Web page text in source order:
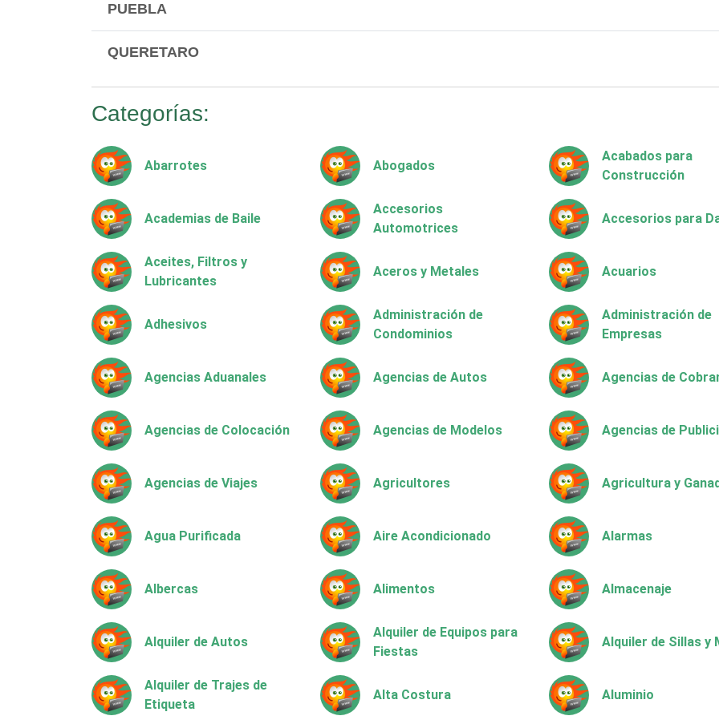
PUEBLA
QUERETARO
Categorías:
Abarrotes Abogados
Acabados para
Construcción
Academias de Baile
Accesorios
Automotrices
Accesorios para
Aceites, Filtros y
Lubricantes
Aceros y Metales Acuarios
Adhesivos
Administración de
Condominios
Administración de
Empresas
Agencias Aduanales Agencias de Autos Agencias de
Agencias de Colocación Agencias de Modelos Agencias de
Agencias de Viajes Agricultores Agricultura y
Agua Purificada Aire Acondicionado Alarmas
Albercas Alimentos Almacenaje
Alquiler de Autos
Alquiler de Equipos para
Fiestas
Alquiler de Sillas y
Alquiler de Trajes de
Etiqueta
Alta Costura Aluminio